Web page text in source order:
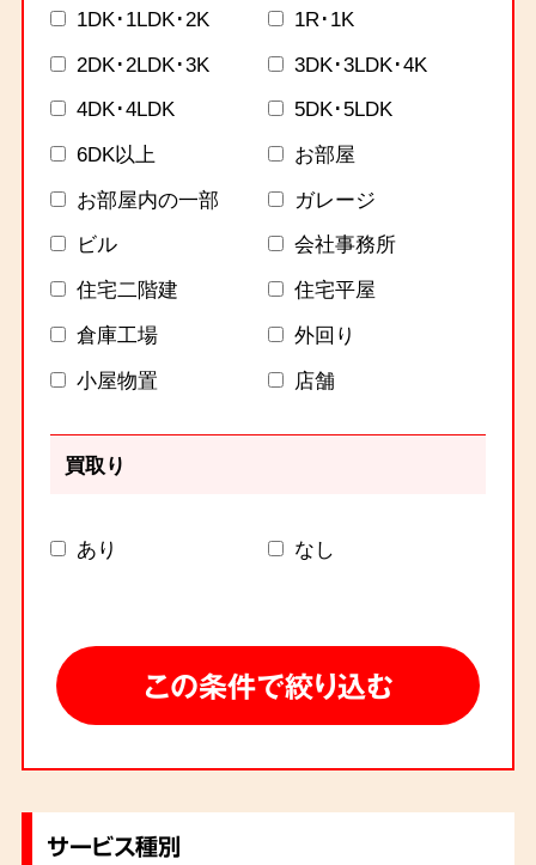
1DK･1LDK･2K
1R･1K
2DK･2LDK･3K
3DK･3LDK･4K
4DK･4LDK
5DK･5LDK
6DK以上
お部屋
お部屋内の一部
ガレージ
ビル
会社事務所
住宅二階建
住宅平屋
倉庫工場
外回り
小屋物置
店舗
買取り
あり なし
サービス種別